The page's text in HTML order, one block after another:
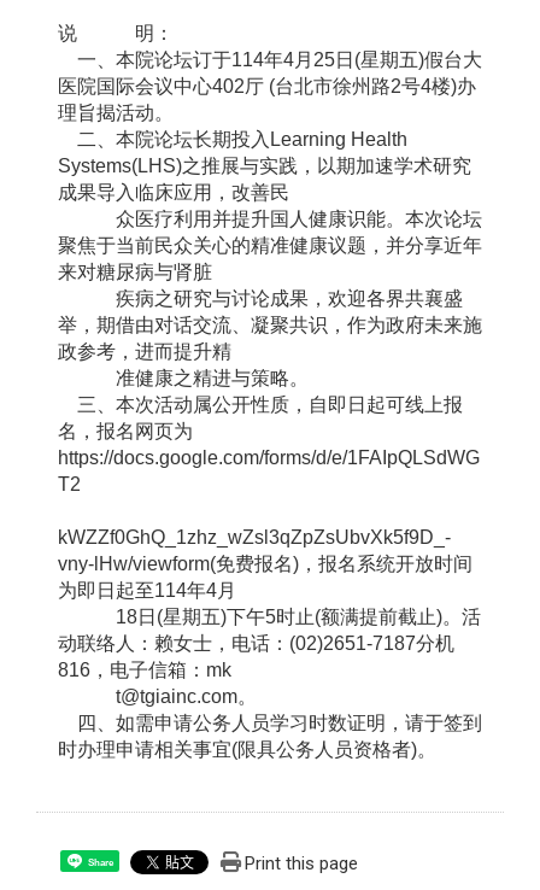
说 明：
一、本院论坛订于114年4月25日(星期五)假台大
医院国际会议中心402厅 (台北市徐州路2号4楼)办
理旨揭活动。
二、本院论坛长期投入Learning Health
Systems(LHS)之推展与实践，以期加速学术研究
成果导入临床应用，改善民
众医疗利用并提升国人健康识能。本次论坛
聚焦于当前民众关心的精准健康议题，并分享近年
来对糖尿病与肾脏
疾病之研究与讨论成果，欢迎各界共襄盛
举，期借由对话交流、凝聚共识，作为政府未来施
政参考，进而提升精
准健康之精进与策略。
三、本次活动属公开性质，自即日起可线上报
名，报名网页为
https://docs.google.com/forms/d/e/1FAIpQLSdWG
T2
kWZZf0GhQ_1zhz_wZsl3qZpZsUbvXk5f9D_-
vny-lHw/viewform(免费报名)，报名系统开放时间
为即日起至114年4月
18日(星期五)下午5时止(额满提前截止)。活
动联络人：赖女士，电话：(02)2651-7187分机
816，电子信箱：mk
t@tgiainc.com。
四、如需申请公务人员学习时数证明，请于签到
时办理申请相关事宜(限具公务人员资格者)。
Share Print this page